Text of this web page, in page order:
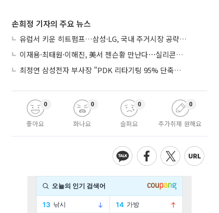
손희정 기자의 주요 뉴스
유럽서 키운 히트펌프…삼성·LG, 국내 주거시장 공략 ‘속도’
이재용·최태원·이해진, 美서 젠슨황 만난다⋯실리콘밸리 집결하는 AI리더
최정연 삼성전자 부사장 "PDK 리타기팅 95% 단축…에이전트 AI 시범 활용"
좋아요
0
화나요
0
슬퍼요
0
추가취재 원해요
0